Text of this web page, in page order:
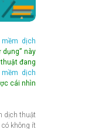
mềm dịch
này
đang
mềm dịch
cái nhìn
dịch thuật
không ít